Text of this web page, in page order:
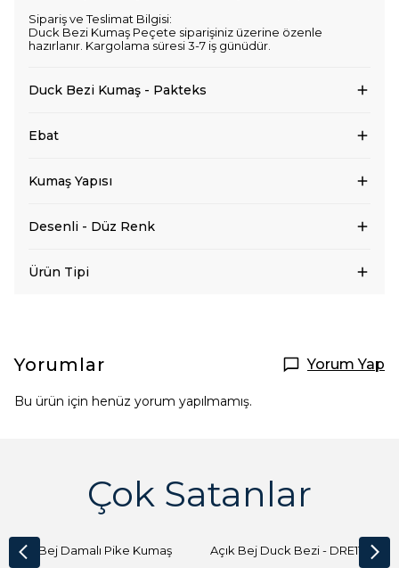
Sipariş ve Teslimat Bilgisi:
Duck Bezi Kumaş Peçete siparişiniz üzerine özenle
hazırlanır. Kargolama süresi 3-7 iş günüdür.
Duck Bezi Kumaş - Pakteks
Ebat
Kumaş Yapısı
Desenli - Düz Renk
Ürün Tipi
Yorumlar Yorum Yap
Bu ürün için henüz yorum yapılmamış.
Çok Satanlar
Açık Bej Damalı Pike Kumaş Açık Bej Duck Bezi - DRE1144 Kumaş Peçete